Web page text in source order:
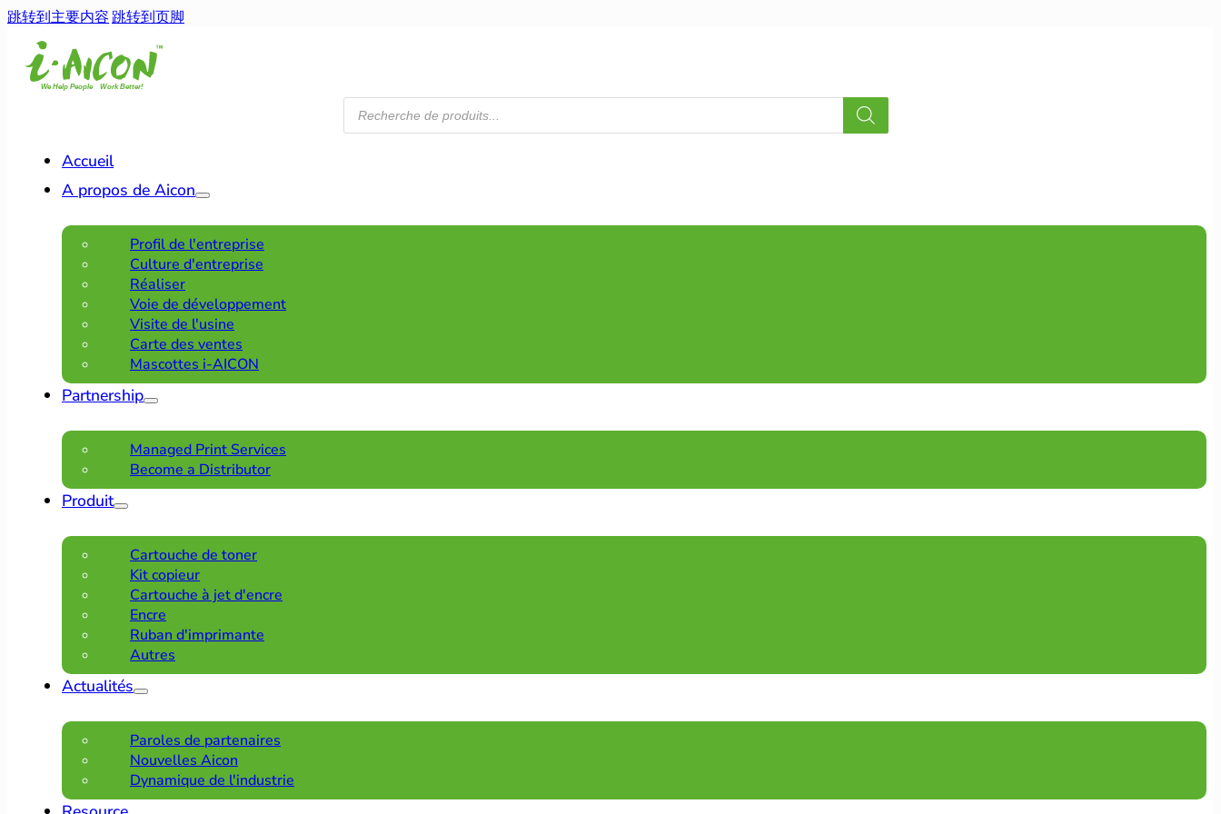
跳转到主要内容跳转到页脚
Recherche
produits
Accueil
A propos de Aicon
Profil de l'entreprise
Culture d'entreprise
Réaliser
Voie de développement
Visite de l'usine
Carte des ventes
Mascottes i-AICON
Partnership
Managed Print Services
Become a Distributor
Produit
Cartouche de toner
Kit copieur
Cartouche à jet d'encre
Encre
Ruban d'imprimante
Autres
Actualités
Paroles de partenaires
Nouvelles Aicon
Dynamique de l'industrie